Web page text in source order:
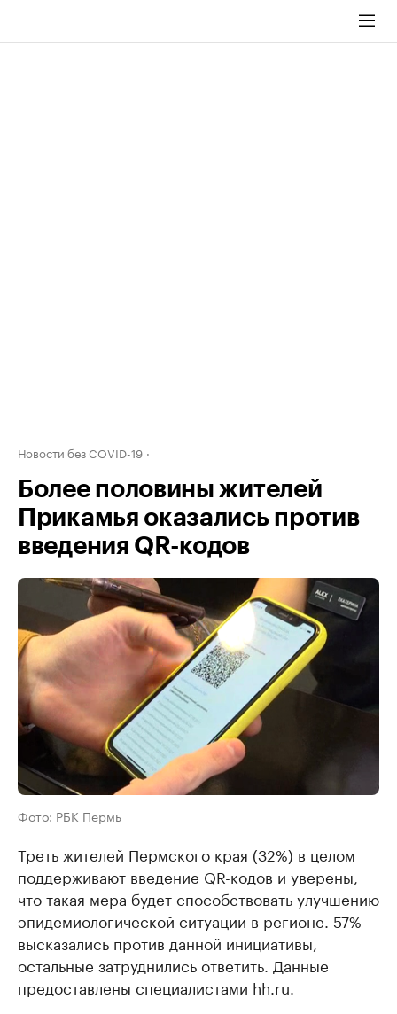
Новости без COVID-19
Более половины жителей
Прикамья оказались против
введения QR-кодов
Фото: РБК Пермь
Треть жителей Пермского края (32%) в целом
поддерживают введение QR-кодов и уверены,
что такая мера будет способствовать улучшению
эпидемиологической ситуации в регионе. 57%
высказались против данной инициативы,
остальные затруднились ответить. Данные
предоставлены специалистами hh.ru.